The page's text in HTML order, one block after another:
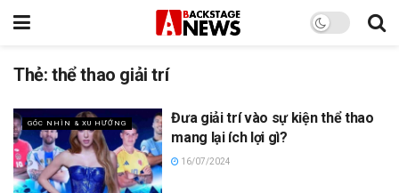
Thẻ:thể thao giải trí
GÓC NHÌN & XU HƯỚNG
Đưa giải trí vào sự kiện thể thao
mang lại ích lợi gì?
16/07/2024